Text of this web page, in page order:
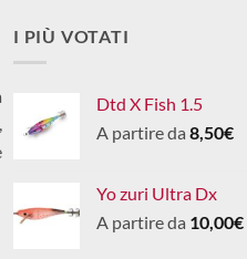
I PIÙ VOTATI
Dtd X Fish 1.5
A partire da 8,50€
Yo zuri Ultra Dx
A partire da 10,00€